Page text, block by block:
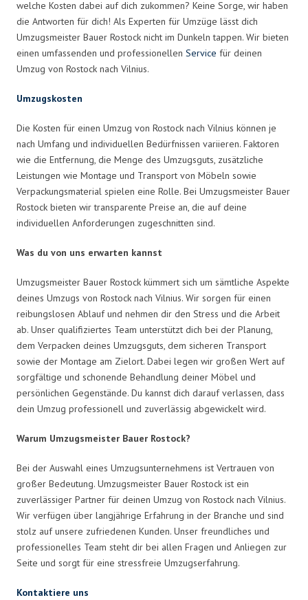
welche Kosten dabei auf dich zukommen? Keine Sorge, wir haben
die Antworten für dich! Als Experten für Umzüge lässt dich
Umzugsmeister Bauer Rostock nicht im Dunkeln tappen. Wir bieten
einen umfassenden und professionellen Service für deinen
Umzug von Rostock nach Vilnius.
Umzugskosten
Die Kosten für einen Umzug von Rostock nach Vilnius können je
nach Umfang und individuellen Bedürfnissen variieren. Faktoren
wie die Entfernung, die Menge des Umzugsguts, zusätzliche
Leistungen wie Montage und Transport von Möbeln sowie
Verpackungsmaterial spielen eine Rolle. Bei Umzugsmeister Bauer
Rostock bieten wir transparente Preise an, die auf deine
individuellen Anforderungen zugeschnitten sind.
Was du von uns erwarten kannst
Umzugsmeister Bauer Rostock kümmert sich um sämtliche Aspekte
deines Umzugs von Rostock nach Vilnius. Wir sorgen für einen
reibungslosen Ablauf und nehmen dir den Stress und die Arbeit
ab. Unser qualifiziertes Team unterstützt dich bei der Planung,
dem Verpacken deines Umzugsguts, dem sicheren Transport
sowie der Montage am Zielort. Dabei legen wir großen Wert auf
sorgfältige und schonende Behandlung deiner Möbel und
persönlichen Gegenstände. Du kannst dich darauf verlassen, dass
dein Umzug professionell und zuverlässig abgewickelt wird.
Warum Umzugsmeister Bauer Rostock?
Bei der Auswahl eines Umzugsunternehmens ist Vertrauen von
großer Bedeutung. Umzugsmeister Bauer Rostock ist ein
zuverlässiger Partner für deinen Umzug von Rostock nach Vilnius.
Wir verfügen über langjährige Erfahrung in der Branche und sind
stolz auf unsere zufriedenen Kunden. Unser freundliches und
professionelles Team steht dir bei allen Fragen und Anliegen zur
Seite und sorgt für eine stressfreie Umzugserfahrung.
Kontaktiere uns